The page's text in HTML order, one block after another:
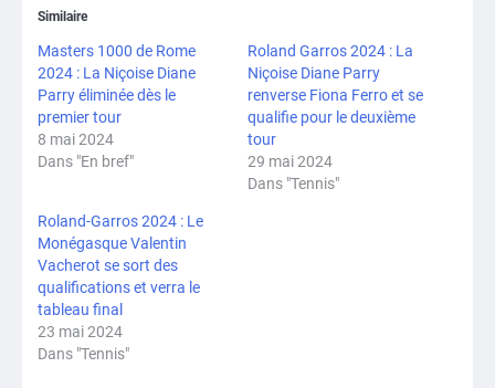
Similaire
Masters 1000 de Rome
2024 : La Niçoise Diane
Parry éliminée dès le
premier tour
8 mai 2024
Dans "En bref"
Roland Garros 2024 : La
Niçoise Diane Parry
renverse Fiona Ferro et se
qualifie pour le deuxième
tour
29 mai 2024
Dans "Tennis"
Roland-Garros 2024 : Le
Monégasque Valentin
Vacherot se sort des
qualifications et verra le
tableau final
23 mai 2024
Dans "Tennis"